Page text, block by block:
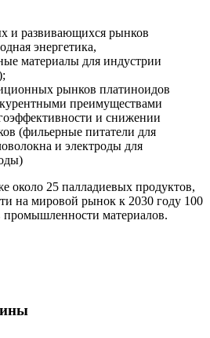
и развивающихся рынков
энергетика,
материалы для индустрии
рынков платиноидов
преимуществами
и снижении
(фильерные питатели для
и электроды для
около 25 палладиевых продуктов,
на мировой рынок к 2030 году 100
материалов.